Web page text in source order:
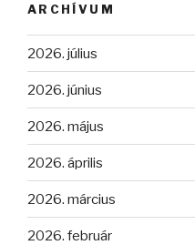
ARCHÍVUM
2026. július
2026. június
2026. május
2026. április
2026. március
2026. február